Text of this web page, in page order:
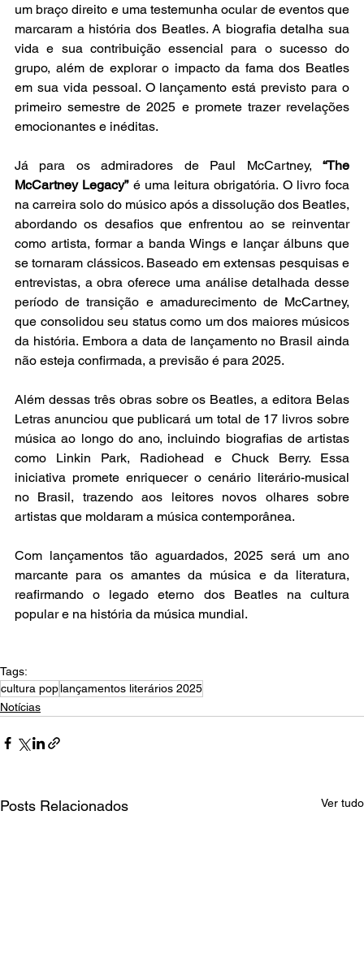
um braço direito e uma testemunha ocular de eventos que
marcaram a história dos Beatles. A biografia detalha sua
vida e sua contribuição essencial para o sucesso do
grupo, além de explorar o impacto da fama dos Beatles
em sua vida pessoal. O lançamento está previsto para o
primeiro semestre de 2025 e promete trazer revelações
emocionantes e inéditas.
Já para os admiradores de Paul McCartney, “The
McCartney Legacy” é uma leitura obrigatória. O livro foca
na carreira solo do músico após a dissolução dos Beatles,
abordando os desafios que enfrentou ao se reinventar
como artista, formar a banda Wings e lançar álbuns que
se tornaram clássicos. Baseado em extensas pesquisas e
entrevistas, a obra oferece uma análise detalhada desse
período de transição e amadurecimento de McCartney,
que consolidou seu status como um dos maiores músicos
da história. Embora a data de lançamento no Brasil ainda
não esteja confirmada, a previsão é para 2025.
Além dessas três obras sobre os Beatles, a editora Belas
Letras anunciou que publicará um total de 17 livros sobre
música ao longo do ano, incluindo biografias de artistas
como Linkin Park, Radiohead e Chuck Berry. Essa
iniciativa promete enriquecer o cenário literário-musical
no Brasil, trazendo aos leitores novos olhares sobre
artistas que moldaram a música contemporânea.
Com lançamentos tão aguardados, 2025 será um ano
marcante para os amantes da música e da literatura,
reafirmando o legado eterno dos Beatles na cultura
popular e na história da música mundial.
Tags:
cultura poplançamentos literários 2025
Notícias
Posts Relacionados Ver tudo